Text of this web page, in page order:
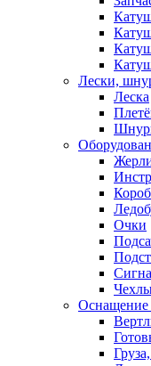
Лески,
Леска
Очки
Оснащение